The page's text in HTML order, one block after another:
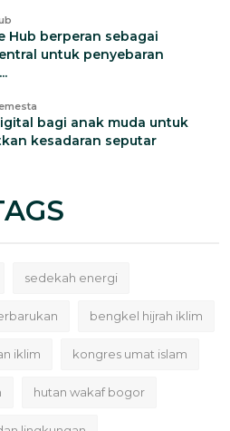
Hub berperan sebagai
untuk penyebaran
bagi anak muda untuk
kesadaran seputar
sedekah energi
bengkel hijrah iklim
iklim kongres umat islam
hutan wakaf bogor